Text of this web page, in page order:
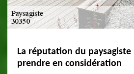
La réputation du
prendre en considération